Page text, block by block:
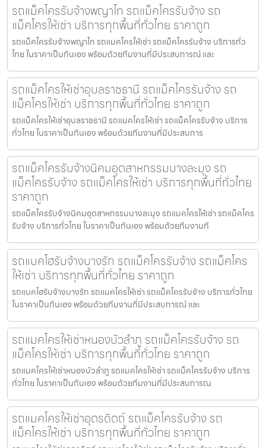
รถแม็คโครรับจ้างพญาไท รถแม็คโครรับจ้าง รถ
แม็คโครให้เช่า บริการทุกพื้นที่ทั่วไทย ราคาถูก
รถแม็คโครรับจ้างพญาไท รถแมคโครให้เช่า รถแม็คโครรับจ้าง บริการทั่ว
ไทย ในราคาเป็นกันเอง พร้อมด้วยทีมงานที่มีประสบการณ์ และ
รถแม็คโครให้เช่าอุบลราชธานี รถแม็คโครรับจ้าง รถ
แม็คโครให้เช่า บริการทุกพื้นที่ทั่วไทย ราคาถูก
รถแม็คโครให้เช่าอุบลราชธานี รถแมคโครให้เช่า รถแม็คโครรับจ้าง บริการ
ทั่วไทย ในราคาเป็นกันเอง พร้อมด้วยทีมงานที่มีประสบการ
รถแม็คโครรับจ้างนิคมอุตสาหกรรมบางละมุง รถ
แม็คโครรับจ้าง รถแม็คโครให้เช่า บริการทุกพื้นที่ทั่วไทย
ราคาถูก
รถแม็คโครรับจ้างนิคมอุตสาหกรรมบางละมุง รถแมคโครให้เช่า รถแม็คโคร
รับจ้าง บริการทั่วไทย ในราคาเป็นกันเอง พร้อมด้วยทีมงานที
รถแบคโฮรับจ้างบางรัก รถแม็คโครรับจ้าง รถแม็คโคร
ให้เช่า บริการทุกพื้นที่ทั่วไทย ราคาถูก
รถแบคโฮรับจ้างบางรัก รถแมคโครให้เช่า รถแม็คโครรับจ้าง บริการทั่วไทย
ในราคาเป็นกันเอง พร้อมด้วยทีมงานที่มีประสบการณ์ และ
รถแมคโครให้เช่าหนองบัวลำภู รถแม็คโครรับจ้าง รถ
แม็คโครให้เช่า บริการทุกพื้นที่ทั่วไทย ราคาถูก
รถแมคโครให้เช่าหนองบัวลำภู รถแมคโครให้เช่า รถแม็คโครรับจ้าง บริการ
ทั่วไทย ในราคาเป็นกันเอง พร้อมด้วยทีมงานที่มีประสบการณ
รถแมคโครให้เช่าอุตรดิตถ์ รถแม็คโครรับจ้าง รถ
แม็คโครให้เช่า บริการทุกพื้นที่ทั่วไทย ราคาถูก